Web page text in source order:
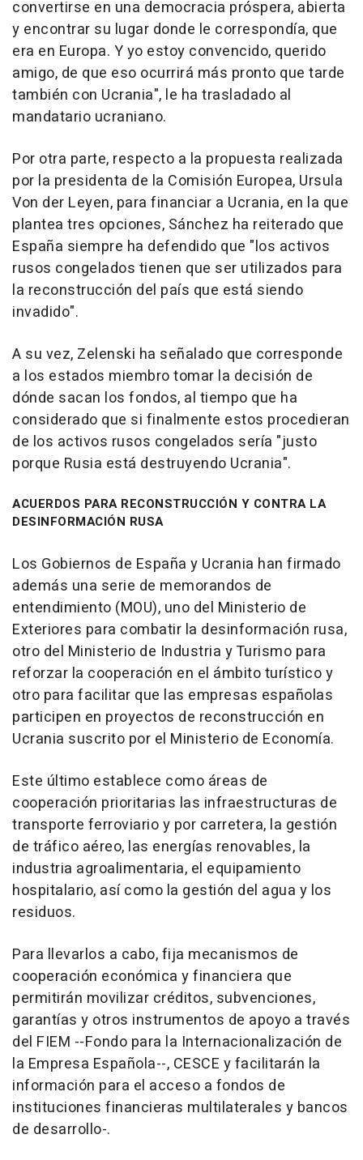
convertirse en una democracia próspera, abierta
y encontrar su lugar donde le correspondía, que
era en Europa. Y yo estoy convencido, querido
amigo, de que eso ocurrirá más pronto que tarde
también con Ucrania", le ha trasladado al
mandatario ucraniano.
Por otra parte, respecto a la propuesta realizada
por la presidenta de la Comisión Europea, Ursula
Von der Leyen, para financiar a Ucrania, en la que
plantea tres opciones, Sánchez ha reiterado que
España siempre ha defendido que "los activos
rusos congelados tienen que ser utilizados para
la reconstrucción del país que está siendo
invadido".
A su vez, Zelenski ha señalado que corresponde
a los estados miembro tomar la decisión de
dónde sacan los fondos, al tiempo que ha
considerado que si finalmente estos procedieran
de los activos rusos congelados sería "justo
porque Rusia está destruyendo Ucrania".
ACUERDOS PARA RECONSTRUCCIÓN Y CONTRA LA
DESINFORMACIÓN RUSA
Los Gobiernos de España y Ucrania han firmado
además una serie de memorandos de
entendimiento (MOU), uno del Ministerio de
Exteriores para combatir la desinformación rusa,
otro del Ministerio de Industria y Turismo para
reforzar la cooperación en el ámbito turístico y
otro para facilitar que las empresas españolas
participen en proyectos de reconstrucción en
Ucrania suscrito por el Ministerio de Economía.
Este último establece como áreas de
cooperación prioritarias las infraestructuras de
transporte ferroviario y por carretera, la gestión
de tráfico aéreo, las energías renovables, la
industria agroalimentaria, el equipamiento
hospitalario, así como la gestión del agua y los
residuos.
Para llevarlos a cabo, fija mecanismos de
cooperación económica y financiera que
permitirán movilizar créditos, subvenciones,
garantías y otros instrumentos de apoyo a través
del FIEM --Fondo para la Internacionalización de
la Empresa Española--, CESCE y facilitarán la
información para el acceso a fondos de
instituciones financieras multilaterales y bancos
de desarrollo-.